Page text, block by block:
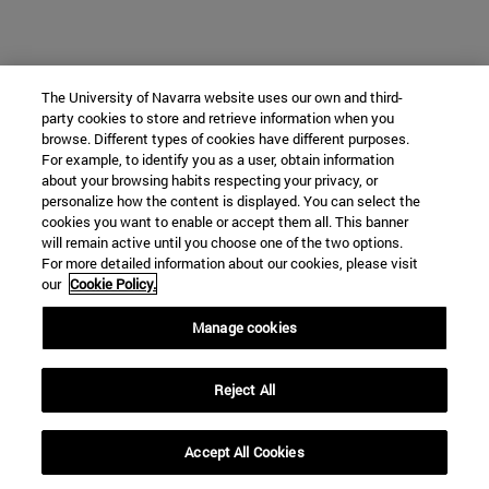
The University of Navarra website uses our own and third-
party cookies to store and retrieve information when you
browse. Different types of cookies have different purposes.
For example, to identify you as a user, obtain information
about your browsing habits respecting your privacy, or
personalize how the content is displayed. You can select the
cookies you want to enable or accept them all. This banner
will remain active until you choose one of the two options.
For more detailed information about our cookies, please visit
our Cookie Policy.
Manage cookies
Reject All
Accept All Cookies